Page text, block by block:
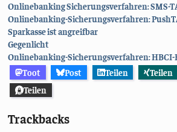
Onlinebanking Sicherungsverfahren: SMS-
Onlinebanking-Sicherungsverfahren:
Sparkasse ist angreifbar
Gegenlicht
Onlinebanking-Sicherungsverfahren:
Toot
Post Teilen Teilen
Teilen
Trackbacks